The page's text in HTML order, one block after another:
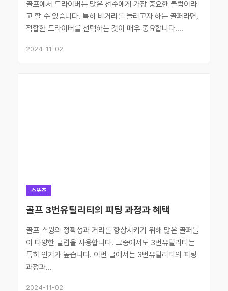
골프에서 드라이버는 많은 선수에게 가장 중요한 클럽이라
고 할 수 있습니다. 특히 비거리를 늘리고자 하는 골퍼라면,
적합한 드라이버를 선택하는 것이 매우 중요합니다....
2024-11-02
스포츠
골프 3번유틸리티의 피팅 과정과 혜택
골프 스윙의 정확성과 거리를 향상시키기 위해 많은 골퍼들
이 다양한 클럽을 사용합니다. 그중에서도 3번유틸리티는
특히 인기가 높습니다. 이번 글에서는 3번유틸리티의 피팅
과정과...
2024-11-02